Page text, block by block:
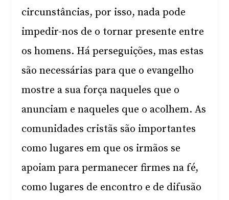
circunstâncias, por isso, nada pode
impedir-nos de o tornar presente entre
os homens. Há perseguições, mas estas
são necessárias para que o evangelho
mostre a sua força naqueles que o
anunciam e naqueles que o acolhem. As
comunidades cristãs são importantes
como lugares em que os irmãos se
apoiam para permanecer firmes na fé,
como lugares de encontro e de difusão